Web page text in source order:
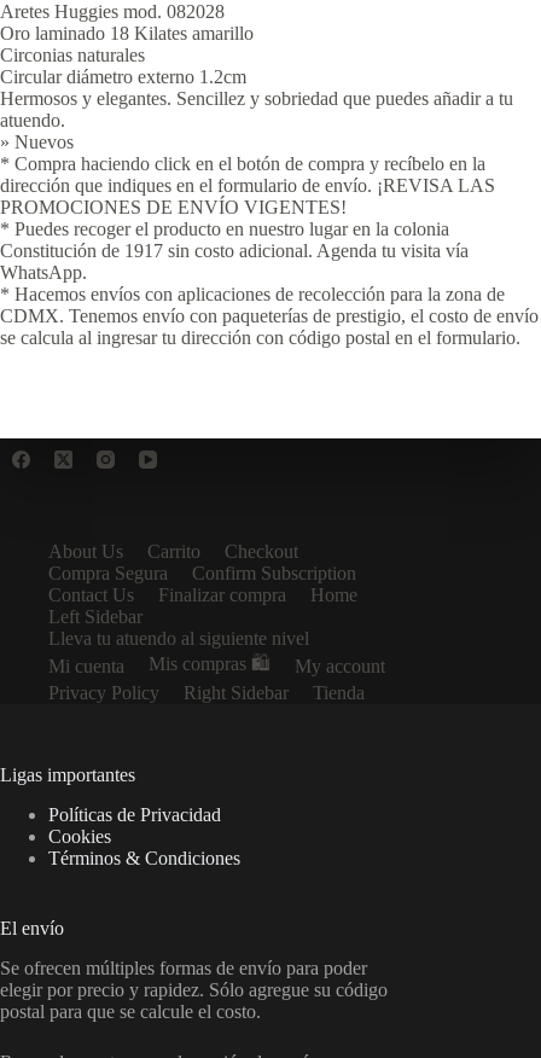
Aretes Huggies mod. 082028
Oro laminado 18 Kilates amarillo
Circonias naturales
Circular diámetro externo 1.2cm
Hermosos y elegantes. Sencillez y sobriedad que puedes añadir a tu
atuendo.
» Nuevos
* Compra haciendo click en el botón de compra y recíbelo en la
dirección que indiques en el formulario de envío. ¡REVISA LAS
PROMOCIONES DE ENVÍO VIGENTES!
* Puedes recoger el producto en nuestro lugar en la colonia
Constitución de 1917 sin costo adicional. Agenda tu visita vía
WhatsApp.
* Hacemos envíos con aplicaciones de recolección para la zona de
CDMX. Tenemos envío con paqueterías de prestigio, el costo de envío
se calcula al ingresar tu dirección con código postal en el formulario.
About Us Carrito
Checkout
Compra Segura
Confirm Subscription
Contact Us
Finalizar compra
Home
Left Sidebar
Lleva tu atuendo al siguiente nivel
Mi cuenta
Mis compras 🛍️
My account
Privacy Policy
Right Sidebar Tienda
Ligas importantes
Políticas de Privacidad
Cookies
Términos & Condiciones
El envío
Se ofrecen múltiples formas de envío para poder
elegir por precio y rapidez. Sólo agregue su código
postal para que se calcule el costo.